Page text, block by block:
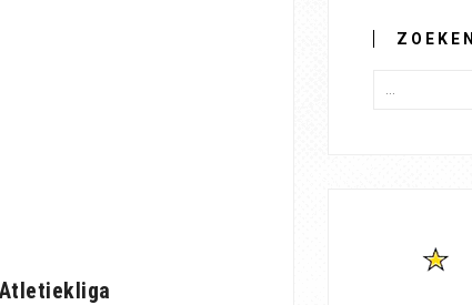
ZOEKEN